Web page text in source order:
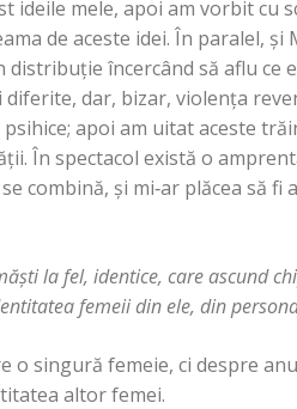
ideile mele, apoi am vorbit cu
de aceste idei. În paralel,
încercând să aflu ce
dar, bizar, violenţa
apoi am uitat aceste
În spectacol există o
combină, şi mi‑ar plăcea să
la fel, identice, care ascund
femeii din ele, din
o singură femeie, ci despre
altor femei.